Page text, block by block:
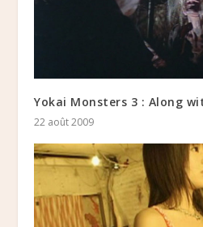
Yokai Monsters 3 : Along
22 août 2009